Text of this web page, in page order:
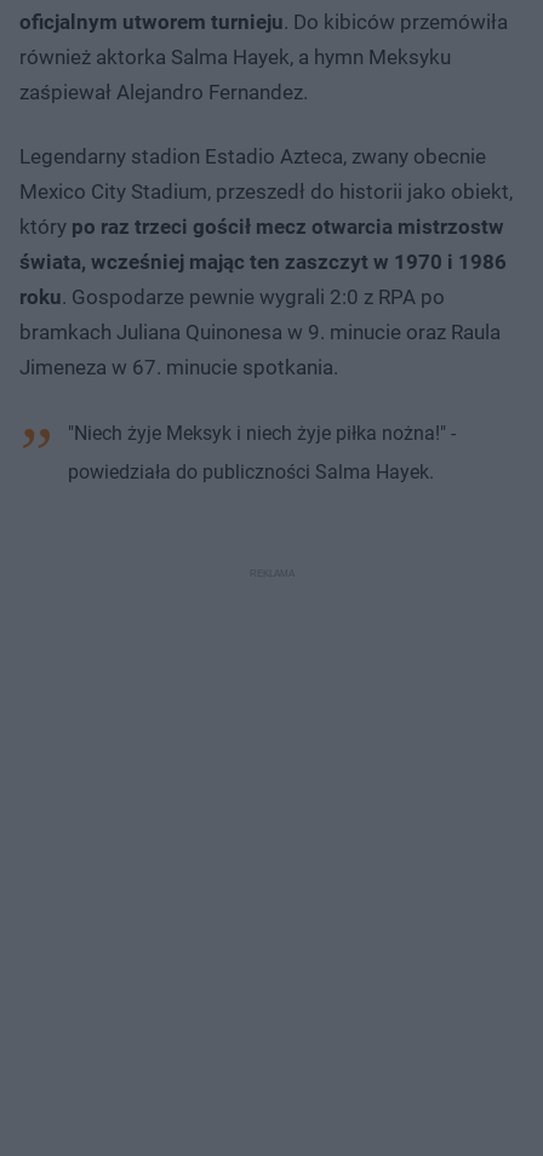
oficjalnym utworem turnieju. Do kibiców przemówiła
również aktorka Salma Hayek, a hymn Meksyku
zaśpiewał Alejandro Fernandez.
Legendarny stadion Estadio Azteca, zwany obecnie
Mexico City Stadium, przeszedł do historii jako obiekt,
który po raz trzeci gościł mecz otwarcia mistrzostw
świata, wcześniej mając ten zaszczyt w 1970 i 1986
roku. Gospodarze pewnie wygrali 2:0 z RPA po
bramkach Juliana Quinonesa w 9. minucie oraz Raula
Jimeneza w 67. minucie spotkania.
"Niech żyje Meksyk i niech żyje piłka nożna!" -
powiedziała do publiczności Salma Hayek.